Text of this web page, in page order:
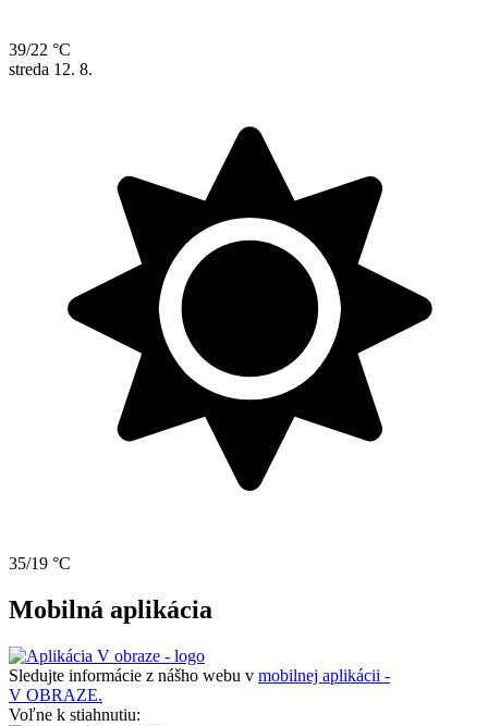
39/22 °C
streda 12. 8.
35/19 °C
Mobilná aplikácia
Sledujte informácie z nášho webu v mobilnej aplikácii -
V OBRAZE.
Voľne k stiahnutiu: